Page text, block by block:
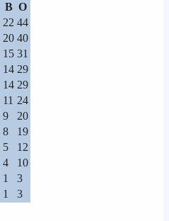
В О
22 44
20 40
15 31
14 29
14 29
11 24
9
20
8
19
5
12
4
10
1
3
1
3